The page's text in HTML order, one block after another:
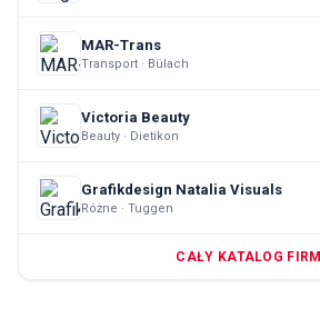
MAR-Trans
Transport · Bülach
Victoria Beauty
Beauty · Dietikon
Grafikdesign Natalia Visuals
Różne · Tuggen
CAŁY KATALOG FIRM